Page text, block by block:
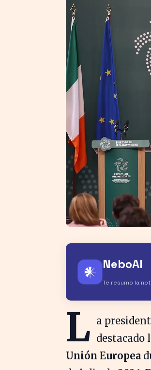
𒀭 NeboAI
Te resumo la
L a
destacado
Unión Europea